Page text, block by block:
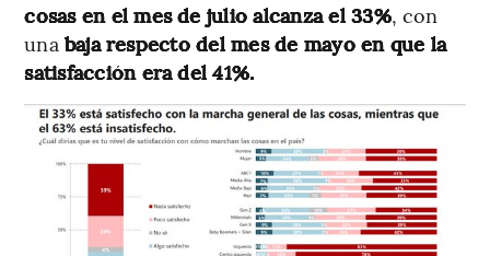
cosas en el mes de julio alcanza el 33%, con
una baja respecto del mes de mayo en que la
satisfacción era del 41%.